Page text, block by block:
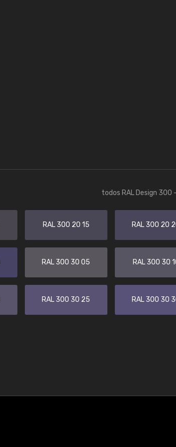
todos RAL Design 300
RAL 300 20 15 RAL 300 20
RAL 300 30 05 RAL 300 30
RAL 300 30 25 RAL 300 30